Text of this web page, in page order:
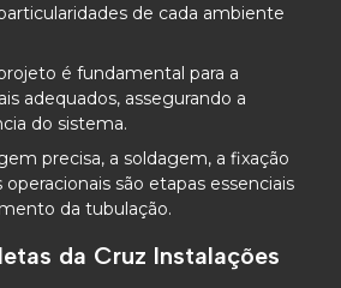
de cada ambiente
é fundamental para a
adequados, assegurando a
do sistema.
precisa, a soldagem, a fixação
são etapas essenciais
da tubulação.
da Cruz Instalações